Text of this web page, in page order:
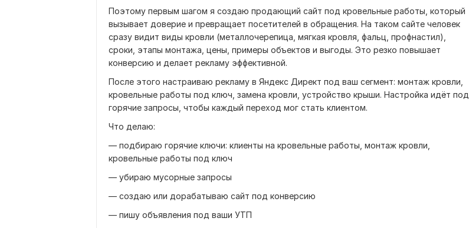
Поэтому первым шагом я создаю продающий сайт под кровельные работы, который
вызывает доверие и превращает посетителей в обращения. На таком сайте человек
сразу видит виды кровли (металлочерепица, мягкая кровля, фальц, профнастил),
сроки, этапы монтажа, цены, примеры объектов и выгоды. Это резко повышает
конверсию и делает рекламу эффективной.
После этого настраиваю рекламу в Яндекс Директ под ваш сегмент: монтаж кровли,
кровельные работы под ключ, замена кровли, устройство крыши. Настройка идёт под
горячие запросы, чтобы каждый переход мог стать клиентом.
Что делаю:
— подбираю горячие ключи: клиенты на кровельные работы, монтаж кровли,
кровельные работы под ключ
— убираю мусорные запросы
— создаю или дорабатываю сайт под конверсию
— пишу объявления под ваши УТП